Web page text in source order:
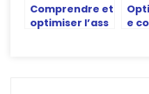
Comprendre et
optimiser l’ass
e